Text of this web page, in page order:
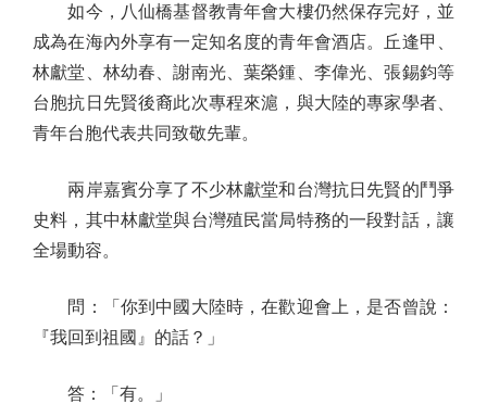
如今，八仙橋基督教青年會大樓仍然保存完好，並
成為在海內外享有一定知名度的青年會酒店。丘逢甲、
林獻堂、林幼春、謝南光、葉榮鍾、李偉光、張錫鈞等
台胞抗日先賢後裔此次專程來滬，與大陸的專家學者、
青年台胞代表共同致敬先輩。
兩岸嘉賓分享了不少林獻堂和台灣抗日先賢的鬥爭
史料，其中林獻堂與台灣殖民當局特務的一段對話，讓
全場動容。
問：「你到中國大陸時，在歡迎會上，是否曾說：
『我回到祖國』的話？」
答：「有。」